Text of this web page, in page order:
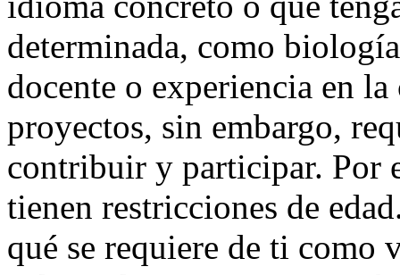
determinada, como
docente o experiencia en
proyectos, sin embargo,
contribuir y participar. Por
tienen restricciones de
qué se requiere de ti como